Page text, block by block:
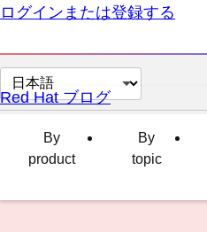
ログインまたは登録する
ペ
ー
語
Red Hat ブログ
By
product
By
topic